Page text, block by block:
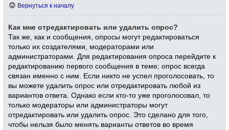
Вернуться к началу
Как мне отредактировать или удалить опрос?
Так же, как и сообщения, опросы могут редактироваться
только их создателями, модераторами или
администраторами. Для редактирования опроса перейдите к
редактированию первого сообщения в теме; опрос всегда
связан именно с ним. Если никто не успел проголосовать, то
вы можете удалить опрос или отредактировать любой из
вариантов ответа. Однако если кто-то уже проголосовал, то
только модераторы или администраторы могут
отредактировать или удалить опрос. Это сделано для того,
чтобы нельзя было менять варианты ответов во время